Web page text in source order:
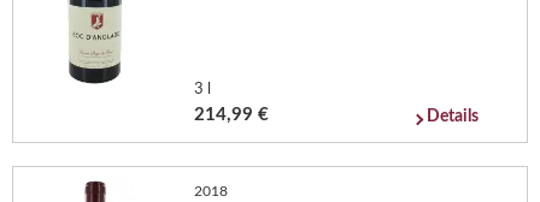
3 l
214,99 € Details
2018